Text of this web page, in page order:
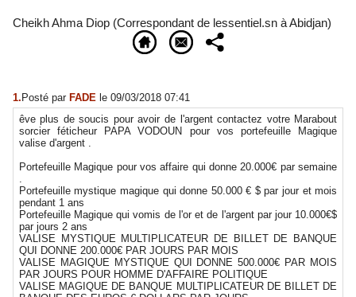
Cheikh Ahma Diop (Correspondant de lessentiel.sn à Abidjan)
1.Posté par FADE le 09/03/2018 07:41
êve plus de soucis pour avoir de l'argent contactez votre Marabout
sorcier féticheur PAPA VODOUN pour vos portefeuille Magique
valise d'argent .
Portefeuille Magique pour vos affaire qui donne 20.000€ par semaine
.
Portefeuille mystique magique qui donne 50.000 € $ par jour et mois
pendant 1 ans
Portefeuille Magique qui vomis de l'or et de l'argent par jour 10.000€$
par jours 2 ans
VALISE MYSTIQUE MULTIPLICATEUR DE BILLET DE BANQUE
QUI DONNE 200.000€ PAR JOURS PAR MOIS
VALISE MAGIQUE MYSTIQUE QUI DONNE 500.000€ PAR MOIS
PAR JOURS POUR HOMME D'AFFAIRE POLITIQUE
VALISE MAGIQUE DE BANQUE MULTIPLICATEUR DE BILLET DE